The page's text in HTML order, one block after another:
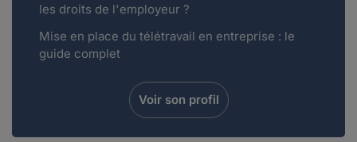
les droits de l'employeur ?
Mise en place du télétravail en entreprise : le
guide complet
Voir son profil